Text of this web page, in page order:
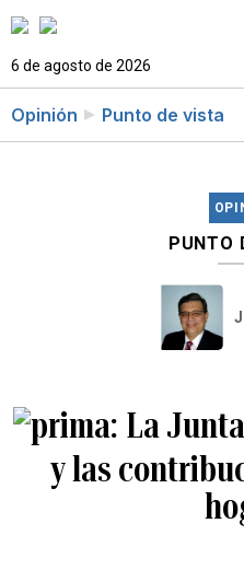
6 de agosto de 2026
Opinión Punto de vista
PUNTO
La
y las